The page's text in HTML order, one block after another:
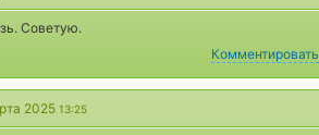
Советую.
Комментировать
2025 13:25